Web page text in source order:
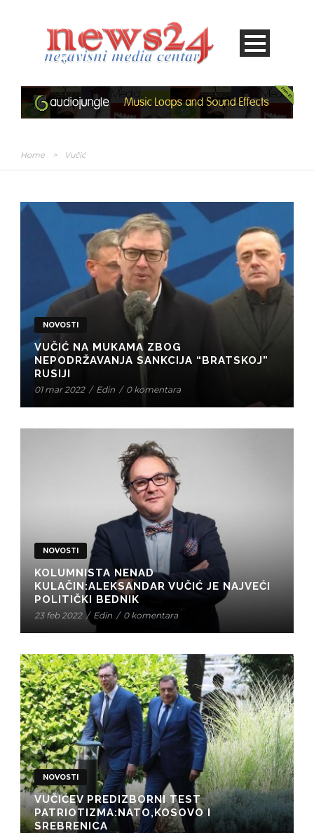
Home > Vučić
NOVOSTI
VUČIĆ NA MUKAMA ZBOG
NEPODRŽAVANJA SANKCIJA “BRATSKOJ”
RUSIJI
01 mar 2022 / Edin / 0 komentara
NOVOSTI
KOLUMNISTA NENAD
KULAČIN:ALEKSANDAR VUČIĆ JE NAJVEĆI
POLITIČKI BEDNIK
23 feb 2022 / Edin / 0 komentara
NOVOSTI
VUČIĆEV PREDIZBORNI TEST
PATRIOTIZMA:NATO,KOSOVO I
SREBRENICA